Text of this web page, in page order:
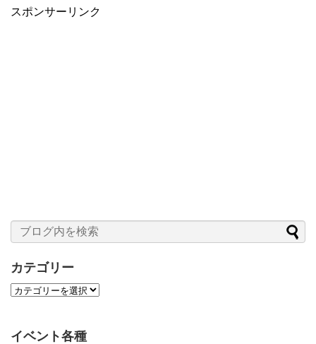
スポンサーリンク
カテゴリー
カ
リ
イベント各種